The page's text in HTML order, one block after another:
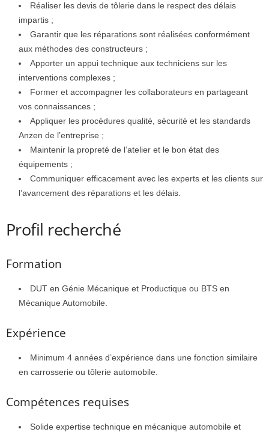
Réaliser les devis de tôlerie dans le respect des délais
impartis ;
Garantir que les réparations sont réalisées conformément
aux méthodes des constructeurs ;
Apporter un appui technique aux techniciens sur les
interventions complexes ;
Former et accompagner les collaborateurs en partageant
vos connaissances ;
Appliquer les procédures qualité, sécurité et les standards
Anzen de l’entreprise ;
Maintenir la propreté de l’atelier et le bon état des
équipements ;
Communiquer efficacement avec les experts et les clients sur
l’avancement des réparations et les délais.
Profil recherché
Formation
DUT en Génie Mécanique et Productique ou BTS en
Mécanique Automobile.
Expérience
Minimum 4 années d’expérience dans une fonction similaire
en carrosserie ou tôlerie automobile.
Compétences requises
Solide expertise technique en mécanique automobile et